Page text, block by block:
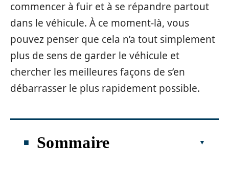
commencer à fuir et à se répandre partout
dans le véhicule. À ce moment-là, vous
pouvez penser que cela n’a tout simplement
plus de sens de garder le véhicule et
chercher les meilleures façons de s’en
débarrasser le plus rapidement possible.
Sommaire